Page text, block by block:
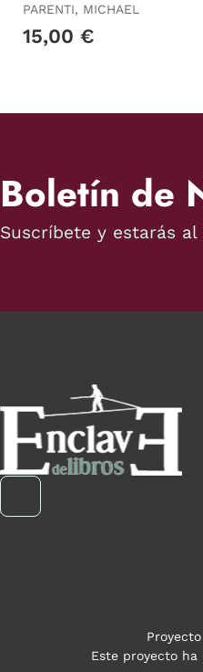
PARENTI, MICHAEL
15,00 €
Boletín de
Suscríbete y estarás
Este proyecto